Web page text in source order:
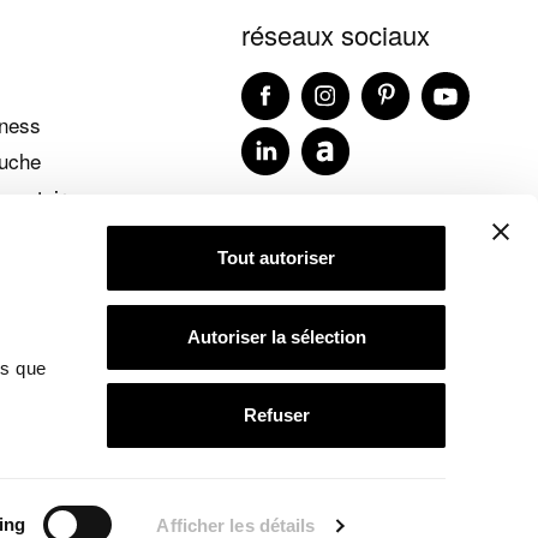
que
Afficher les détails
Tout autoriser
Autoriser la sélection
Refuser
réseaux sociaux
blog ideagroup